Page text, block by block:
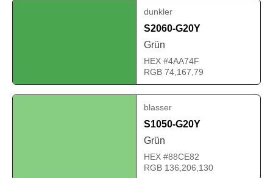
dunkler
S2060-G20Y
Grün
HEX #4AA74F
RGB 74,167,79
blasser
S1050-G20Y
Grün
HEX #88CE82
RGB 136,206,130